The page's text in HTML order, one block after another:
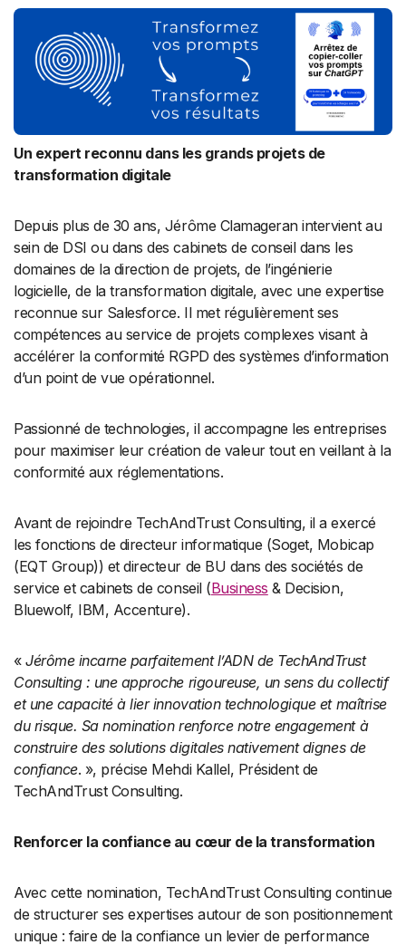
Un expert reconnu dans les grands projets de
transformation digitale
Depuis plus de 30 ans, Jérôme Clamageran intervient au
sein de DSI ou dans des cabinets de conseil dans les
domaines de la direction de projets, de l’ingénierie
logicielle, de la transformation digitale, avec une expertise
reconnue sur Salesforce. Il met régulièrement ses
compétences au service de projets complexes visant à
accélérer la conformité RGPD des systèmes d’information
d’un point de vue opérationnel.
Passionné de technologies, il accompagne les entreprises
pour maximiser leur création de valeur tout en veillant à la
conformité aux réglementations.
Avant de rejoindre TechAndTrust Consulting, il a exercé
les fonctions de directeur informatique (Soget, Mobicap
(EQT Group)) et directeur de BU dans des sociétés de
service et cabinets de conseil (Business & Decision,
Bluewolf, IBM, Accenture).
«Jérôme incarne parfaitement l’ADN de TechAndTrust
Consulting : une approche rigoureuse, un sens du collectif
et une capacité à lier innovation technologique et maîtrise
du risque. Sa nomination renforce notre engagement à
construire des solutions digitales nativement dignes de
confiance. », précise Mehdi Kallel, Président de
TechAndTrust Consulting.
Renforcer la confiance au cœur de la transformation
Avec cette nomination, TechAndTrust Consulting continue
de structurer ses expertises autour de son positionnement
unique : faire de la confiance un levier de performance